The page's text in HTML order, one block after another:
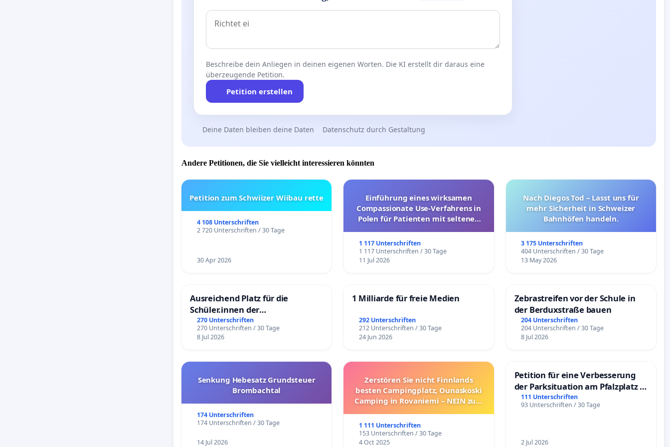
Beschreibe dein Anliegen in deinen eigenen Worten. Die KI erstellt dir daraus eine
überzeugende Petition.
Petition erstellen
Deine Daten bleiben deine Daten Datenschutz durch Gestaltung
Andere Petitionen, die Sie vielleicht interessieren könnten
Petition zum Schwiizer Wiibau rette
4 108 Unterschriften
2 720 Unterschriften / 30 Tage
30 Apr 2026
Einführung eines wirksamen
Compassionate Use-Verfahrens in
Polen für Patienten mit seltenen
1 117 Unterschriften
1 117 Unterschriften / 30 Tage
11 Jul 2026
Nach Diegos Tod – Lasst uns für
mehr Sicherheit in Schweizer
Bahnhöfen handeln.
3 175 Unterschriften
404 Unterschriften / 30 Tage
13 May 2026
Ausreichend Platz für die
Schüler.innen der
Schönbergschule
270 Unterschriften
270 Unterschriften / 30 Tage
8 Jul 2026
1 Milliarde für freie Medien
292 Unterschriften
212 Unterschriften / 30 Tage
24 Jun 2026
Zebrastreifen vor der Schule in
der Berduxstraße bauen
204 Unterschriften
204 Unterschriften / 30 Tage
8 Jul 2026
Senkung Hebesatz Grundsteuer
Brombachtal
174 Unterschriften
174 Unterschriften / 30 Tage
14 Jul 2026
Zerstören Sie nicht Finnlands
besten Campingplatz, Ounaskoski
Camping in Rovaniemi – NEIN zum
1 111 Unterschriften
153 Unterschriften / 30 Tage
4 Oct 2025
Petition für eine Verbesserung
der Parksituation am Pfalzplatz in
Mannheim
111 Unterschriften
93 Unterschriften / 30 Tage
2 Jul 2026